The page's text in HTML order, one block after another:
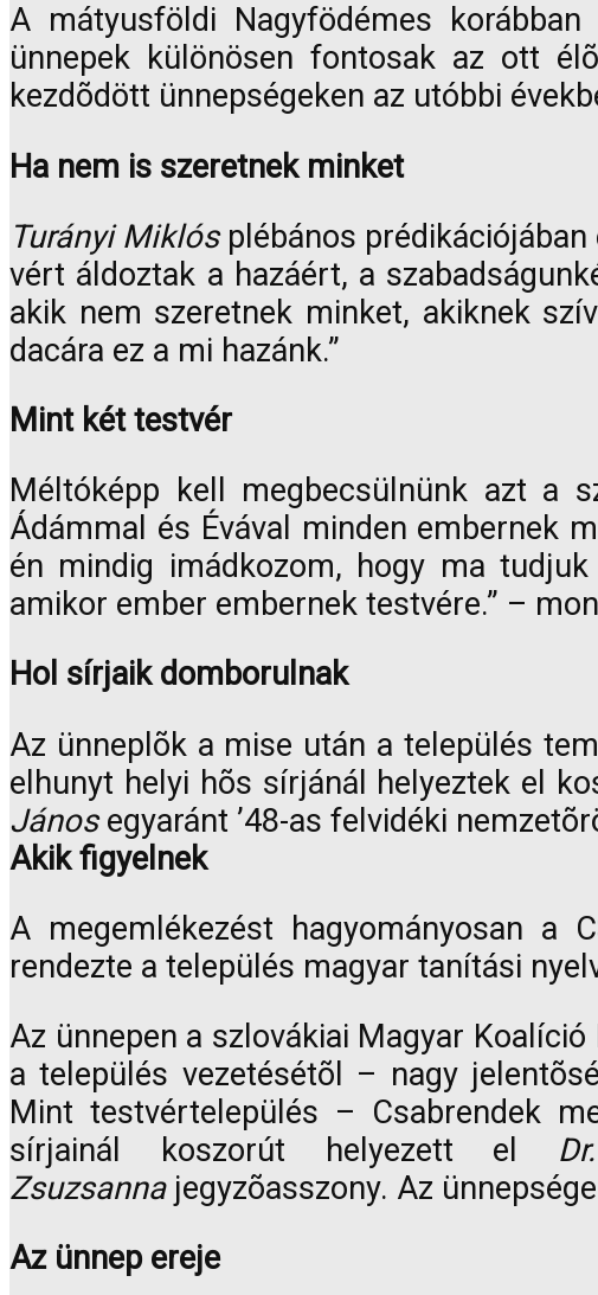
A mátyusföldi Nagyfödémes
ünnepek különösen fontosak az ott
kezdõdött ünnepségeken az utóbbi
Ha nem is szeretnek minket
Turányi Miklósplébános
vért áldoztak a hazáért, a
akik nem szeretnek minket, akiknek
dacára ez a mi hazánk.”
Mint két testvér
Méltóképp kell megbecsülnünk azt a
Ádámmal és Évával minden embernek
én mindig imádkozom, hogy ma
amikor ember embernek testvére.” –
Hol sírjaik domborulnak
Az ünneplõk a mise után a település
elhunyt helyi hõs sírjánál helyeztek el
Jánosegyaránt ’48-as felvidéki
Akik figyelnek
A megemlékezést hagyományosan a
rendezte a település magyar tanítási
Az ünnepen a szlovákiai Magyar
a település vezetésétõl – nagy
Mint testvértelepülés – Csabrendek
sírjainál koszorút helyezett el
Zsuzsannajegyzõasszony. Az
Az ünnep ereje